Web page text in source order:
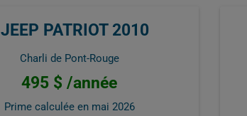
JEEP PATRIOT 2010
Charli de Pont-Rouge
495 $ /année
Prime calculée en mai 2026